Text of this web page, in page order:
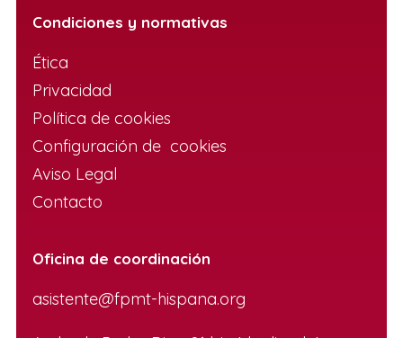
Condiciones y normativas
Ética
Privacidad
Política de cookies
Configuración de cookies
Aviso Legal
Contacto
Oficina de coordinación
asistente@fpmt-hispana.org